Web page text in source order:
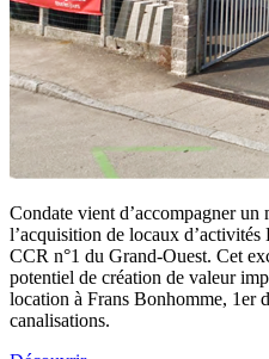
Condate vient d’accompagner
l’acquisition de locaux
CCR n°1 du Grand-Ouest. Cet
potentiel de création de valeur
location à Frans Bonhomme, 1er
canalisations.